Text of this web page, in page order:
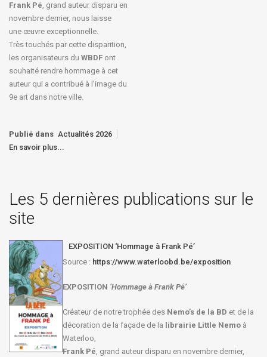
Frank Pé, grand auteur disparu en
novembre dernier, nous laisse
une œuvre exceptionnelle.
Très touchés par cette disparition,
les organisateurs du WBDF ont
souhaité rendre hommage à cet
auteur qui a contribué à l’image du
9e art dans notre ville.
Publié dans Actualités 2026
En savoir plus...
Les 5 dernières publications sur le
site
EXPOSITION ‘Hommage à Frank Pé’
Source : https://www.waterloobd.be/exposition
EXPOSITION ‘Hommage à Frank Pé’
Créateur de notre trophée des Nemo’s de la BD et de la
décoration de la façade de la librairie Little Nemo à
Waterloo,
Frank Pé, grand auteur disparu en novembre dernier,